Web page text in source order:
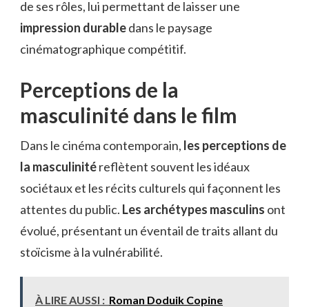
de ses rôles, lui permettant de laisser une
impression durabledans le paysage
cinématographique compétitif.
Perceptions de la
masculinité dans le film
Dans le cinéma contemporain, les perceptions de
la masculinitéreflètent souvent les idéaux
sociétaux et les récits culturels qui façonnent les
attentes du public. Les archétypes masculins ont
évolué, présentant un éventail de traits allant du
stoïcisme à la vulnérabilité.
À LIRE AUSSI : Roman Doduik Copine